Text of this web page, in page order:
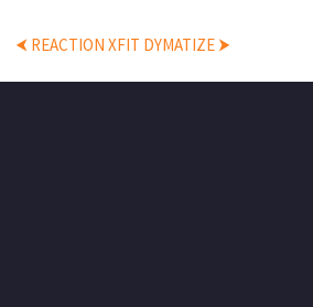
⮜ REACTION XFIT DYMATIZE ⮞